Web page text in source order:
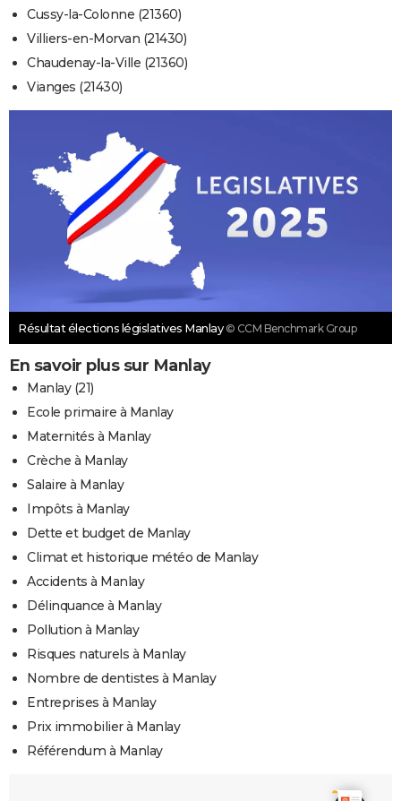
Cussy-la-Colonne (21360)
Villiers-en-Morvan (21430)
Chaudenay-la-Ville (21360)
Vianges (21430)
Résultat élections législatives Manlay © CCM Benchmark Group
En savoir plus sur Manlay
Manlay (21)
Ecole primaire à Manlay
Maternités à Manlay
Crèche à Manlay
Salaire à Manlay
Impôts à Manlay
Dette et budget de Manlay
Climat et historique météo de Manlay
Accidents à Manlay
Délinquance à Manlay
Pollution à Manlay
Risques naturels à Manlay
Nombre de dentistes à Manlay
Entreprises à Manlay
Prix immobilier à Manlay
Référendum à Manlay